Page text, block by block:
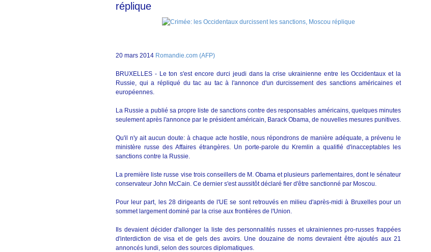
réplique
20 mars 2014 Romandie.com (AFP)
BRUXELLES - Le ton s'est encore durci jeudi dans la crise ukrainienne entre les Occidentaux et la
Russie, qui a répliqué du tac au tac à l'annonce d'un durcissement des sanctions américaines et
européennes.
La Russie a publié sa propre liste de sanctions contre des responsables américains, quelques minutes
seulement après l'annonce par le président américain, Barack Obama, de nouvelles mesures punitives.
Qu'il n'y ait aucun doute: à chaque acte hostile, nous répondrons de manière adéquate, a prévenu le
ministère russe des Affaires étrangères. Un porte-parole du Kremlin a qualifié d'inacceptables les
sanctions contre la Russie.
La première liste russe vise trois conseillers de M. Obama et plusieurs parlementaires, dont le sénateur
conservateur John McCain. Ce dernier s'est aussitôt déclaré fier d'être sanctionné par Moscou.
Pour leur part, les 28 dirigeants de l'UE se sont retrouvés en milieu d'après-midi à Bruxelles pour un
sommet largement dominé par la crise aux frontières de l'Union.
Ils devaient décider d'allonger la liste des personnalités russes et ukrainiennes pro-russes frappées
d'interdiction de visa et de gels des avoirs. Une douzaine de noms devraient être ajoutés aux 21
annoncés lundi, selon des sources diplomatiques.